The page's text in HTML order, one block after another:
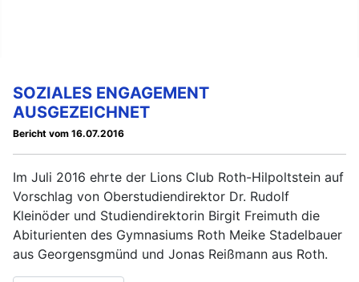
SOZIALES ENGAGEMENT
AUSGEZEICHNET
Bericht vom 16.07.2016
Im Juli 2016 ehrte der Lions Club Roth-Hilpoltstein auf
Vorschlag von Oberstudiendirektor Dr. Rudolf
Kleinöder und Studiendirektorin Birgit Freimuth die
Abiturienten des Gymnasiums Roth Meike Stadelbauer
aus Georgensgmünd und Jonas Reißmann aus Roth.